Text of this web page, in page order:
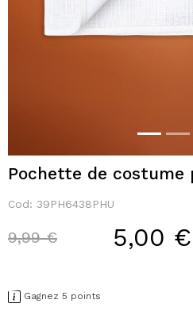
Pochette de costume
Cod: 39PH6438PHU
Price reduced from
9,99 €to 5,00 €
Gagnez 5 points